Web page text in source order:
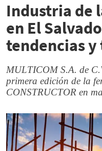
Industria de
en El
tendencias
MULTICOM S.A. de
primera edición de la
CONSTRUCTOR en